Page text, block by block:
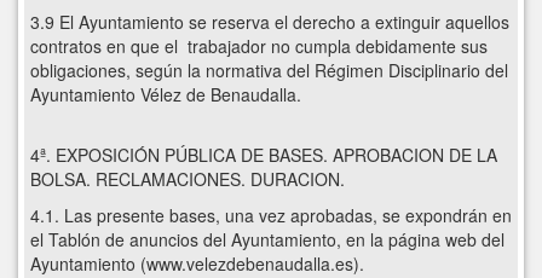
3.9 El Ayuntamiento se reserva el derecho a extinguir aquellos
contratos en que el trabajador no cumpla debidamente sus
obligaciones, según la normativa del Régimen Disciplinario del
Ayuntamiento Vélez de Benaudalla.
4ª. EXPOSICIÓN PÚBLICA DE BASES. APROBACION DE LA
BOLSA. RECLAMACIONES. DURACION.
4.1. Las presente bases, una vez aprobadas, se expondrán en
el Tablón de anuncios del Ayuntamiento, en la página web del
Ayuntamiento (www.velezdebenaudalla.es).